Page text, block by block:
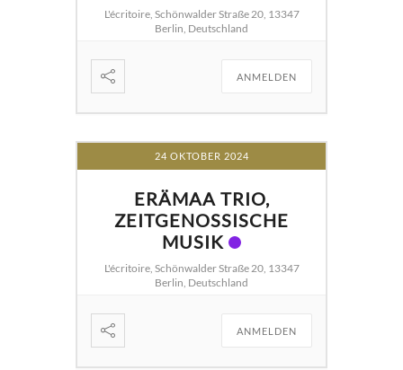
L'écritoire, Schönwalder Straße 20, 13347
Berlin, Deutschland
ANMELDEN
24 OKTOBER 2024
ERÄMAA TRIO,
ZEITGENOSSISCHE
MUSIK
L'écritoire, Schönwalder Straße 20, 13347
Berlin, Deutschland
ANMELDEN